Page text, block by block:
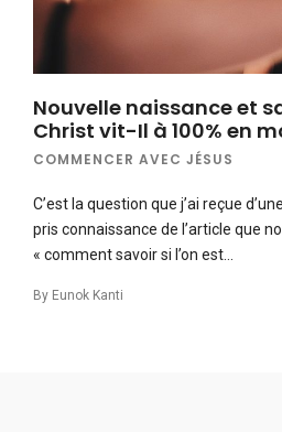
Nouvelle naissance et
Christ vit-Il à 100% en
COMMENCER AVEC JÉSUS
C’est la question que j’ai reçue
pris connaissance de l’article que
« comment savoir si l’on est…
By Eunok Kanti